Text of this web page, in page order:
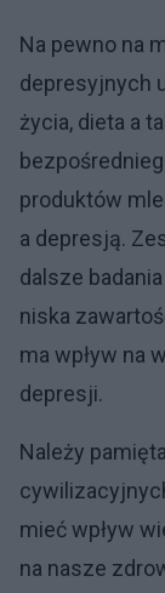
Na pewno na
depresyjnych
życia, dieta a
produktów
a depresją.
dalsze
niska
ma wpływ na
depresji.
Należy
mieć wpływ
na nasze